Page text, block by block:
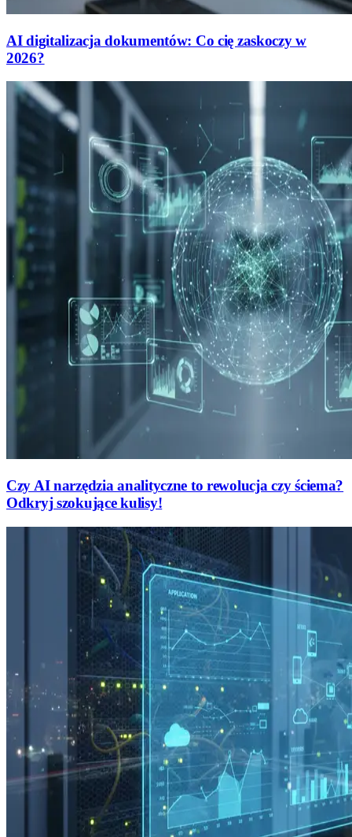
AI digitalizacja dokumentów: Co cię zaskoczy w
2026?
Czy AI narzędzia analityczne to rewolucja czy ściema?
Odkryj szokujące kulisy!